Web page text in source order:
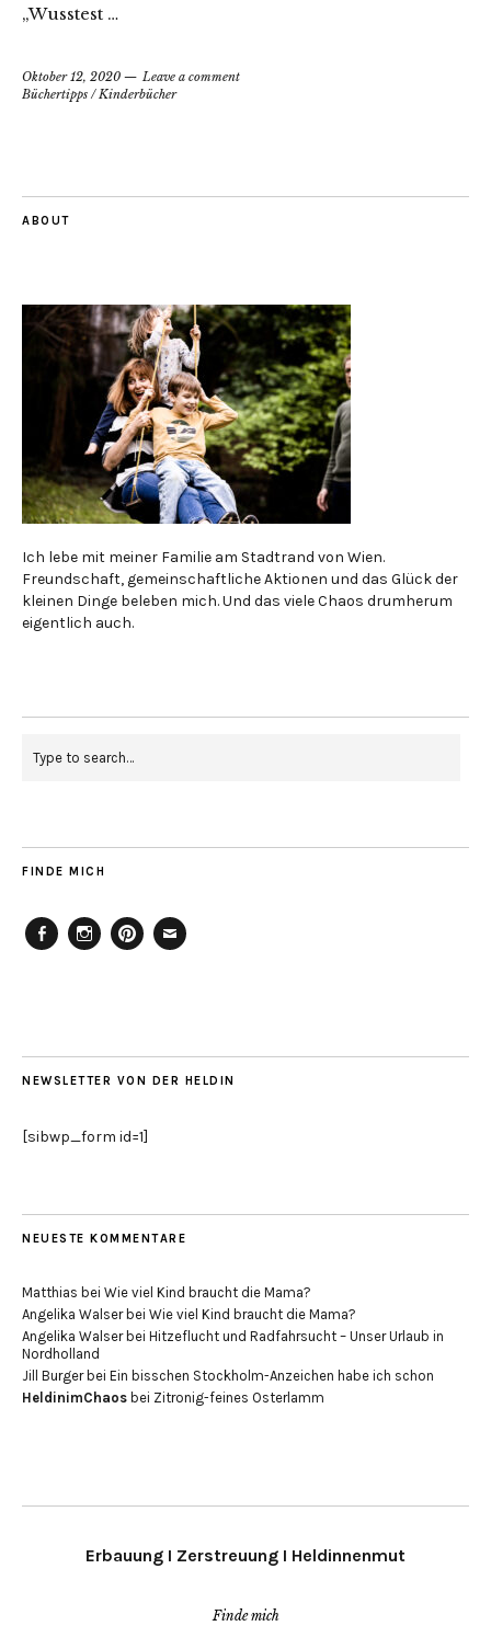
„Wusstest …
Oktober 12, 2020
Leave a comment
Büchertipps /Kinderbücher
ABOUT
Ich lebe mit meiner Familie am Stadtrand von Wien.
Freundschaft, gemeinschaftliche Aktionen und das Glück der
kleinen Dinge beleben mich. Und das viele Chaos drumherum
eigentlich auch.
FINDE MICH
NEWSLETTER VON DER HELDIN
[sibwp_form id=1]
NEUESTE KOMMENTARE
Matthias bei Wie viel Kind braucht die Mama?
Angelika Walserbei Wie viel Kind braucht die Mama?
Angelika Walserbei Hitzeflucht und Radfahrsucht – Unser Urlaub in
Nordholland
Jill Burgerbei Ein bisschen Stockholm-Anzeichen habe ich schon
HeldinimChaos bei Zitronig-feines Osterlamm
Erbauung I Zerstreuung I Heldinnenmut
Finde mich